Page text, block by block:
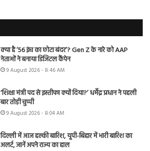
क्या है ’56 इंच का छोटा बंदर’? Gen Z के नारे को AAP
नेताओं ने बनाया डिजिटल कैंपेन
9 August 2026 - 8:46 AM
‘शिक्षा मंत्री पद से इस्तीफा क्यों दिया?’ धर्मेंद्र प्रधान ने पहली
बार तोड़ी चुप्पी
9 August 2026 - 8:04 AM
दिल्ली में आज हल्की बारिश, यूपी-बिहार में भारी बारिश का
अलर्ट, जानें अपने राज्य का हाल